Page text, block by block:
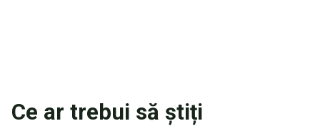
Taxonomie și etimologie
Ce ar trebui să știți